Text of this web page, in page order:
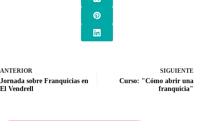
ANTERIOR
Jornada sobre Franquicias en
El Vendrell
SIGUIENTE
Curso: "Cómo abrir una
franquicia"